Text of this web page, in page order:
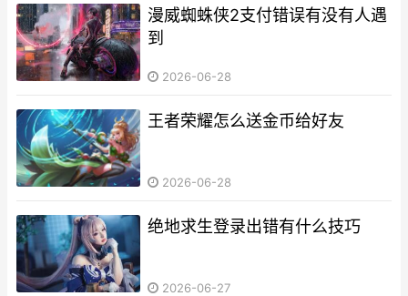
漫威蜘蛛侠2支付错误有没有人遇
到
2026-06-28
王者荣耀怎么送金币给好友
2026-06-28
绝地求生登录出错有什么技巧
2026-06-27